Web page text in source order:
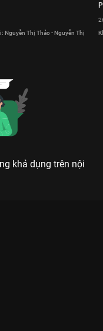
Nguyễn Thị Thảo - Nguyễn Thị
P
khả dụng trên nội